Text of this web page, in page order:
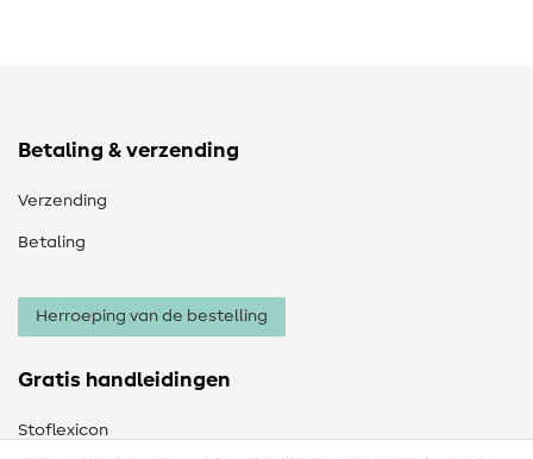
Betaling & verzending
Verzending
Betaling
Herroeping van de bestelling
Gratis handleidingen
Stoflexicon